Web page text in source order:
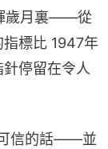
歲月裏——從
標比 1947年
停留在令人
信的話——並